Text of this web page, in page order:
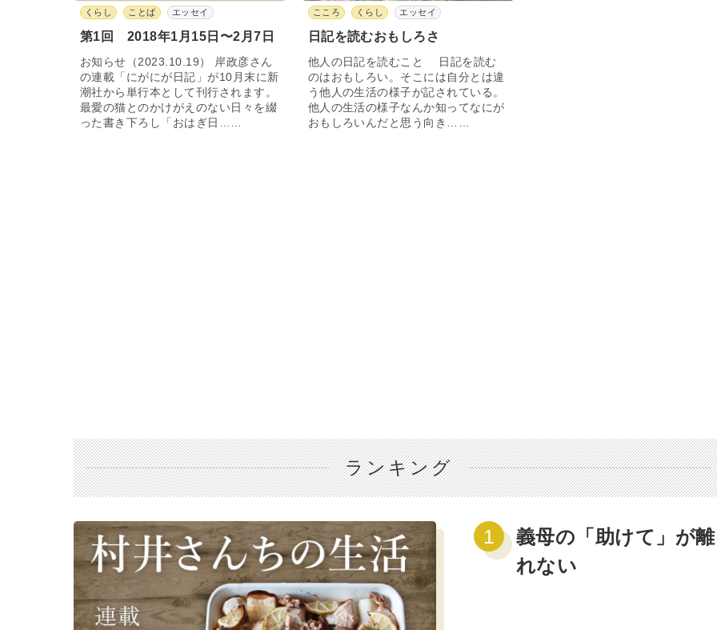
くらし ことば エッセイ
第1回 2018年1月15日〜2月7日
お知らせ（2023.10.19） 岸政彦さん
の連載「にがにが日記」が10月末に新
潮社から単行本として刊行されます。
最愛の猫とのかけがえのない日々を綴
った書き下ろし「おはぎ日……
こころ くらし エッセイ
日記を読むおもしろさ
他人の日記を読むこと 日記を読む
のはおもしろい。そこには自分とは違
う他人の生活の様子が記されている。
他人の生活の様子なんか知ってなにが
おもしろいんだと思う向き……
ランキング
義母の「助けて」が離
れない